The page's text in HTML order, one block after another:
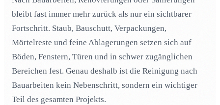
03Wer ist für die Reinigung nach einer Renovierung
zuständig?
04 Was kann ich gegen Zementschleier auf Fliesen tun?
05Wie entferne ich Feinstaub nach den Umbauarbeiten?
06Wo finde ich eine gute Firma für meine
Baufeinreinigung?
07Wie teuer ist eine komplette Bauendreinigung?
bleibt fast immer mehr zurück als nur ein sichtbarer
Fortschritt. Staub, Bauschutt, Verpackungen,
Mörtelreste und feine Ablagerungen setzen sich auf
Böden, Fenstern, Türen und in schwer zugänglichen
Bereichen fest. Genau deshalb ist die Reinigung nach
Bauarbeiten kein Nebenschritt, sondern ein wichtiger
Teil des gesamten Projekts.